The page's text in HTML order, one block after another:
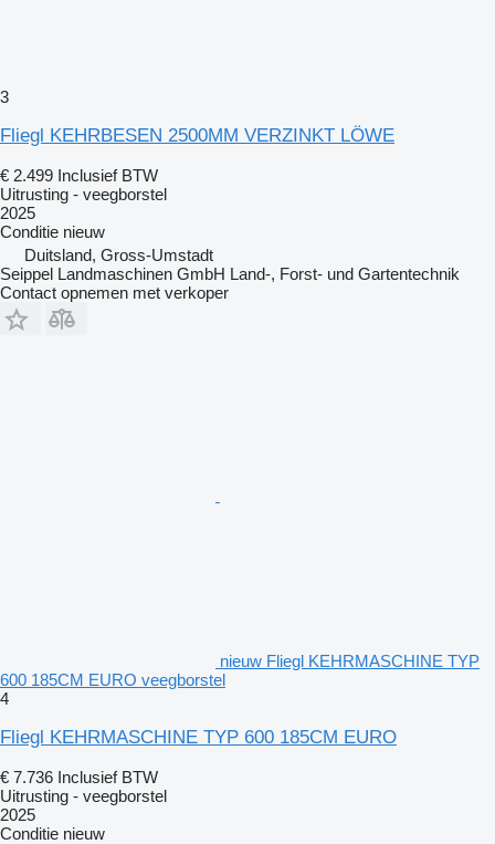
3
Fliegl KEHRBESEN 2500MM VERZINKT LÖWE
€ 2.499 Inclusief BTW
Uitrusting - veegborstel
2025
Conditie nieuw
Duitsland, Gross-Umstadt
Seippel Landmaschinen GmbH Land-, Forst- und Gartentechnik
Contact opnemen met verkoper
nieuw Fliegl KEHRMASCHINE TYP
600 185CM EURO veegborstel
4
Fliegl KEHRMASCHINE TYP 600 185CM EURO
€ 7.736 Inclusief BTW
Uitrusting - veegborstel
2025
Conditie nieuw